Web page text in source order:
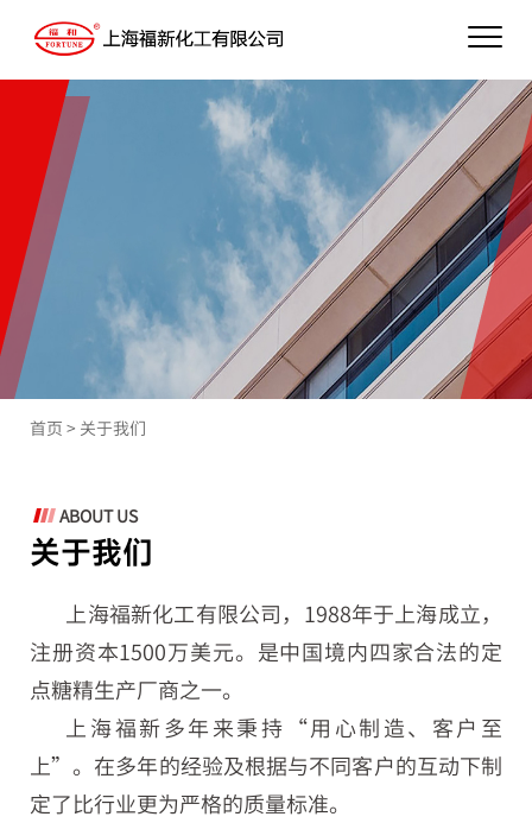
首页 > 关于我们
ABOUT US
关于我们
上海福新化工有限公司，1988年于上海成立，
注册资本1500万美元。是中国境内四家合法的定
点糖精生产厂商之一。
上海福新多年来秉持“用心制造、客户至
上”。在多年的经验及根据与不同客户的互动下制
定了比行业更为严格的质量标准。